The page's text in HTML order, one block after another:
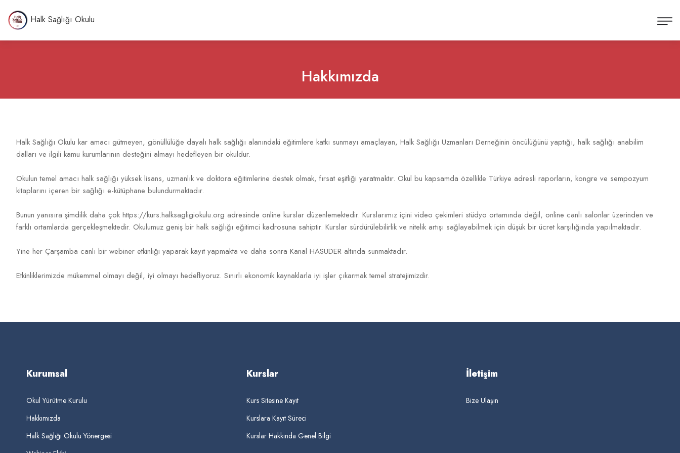
Halk Sağlığı Okulu
Hakkımızda
Halk Sağlığı Okulu kar amacı gütmeyen, gönüllülüğe dayalı halk sağlığı alanındaki eğitimlere katkı sunmayı amaçlayan, Halk Sağlığı Uzmanları Derneğinin öncülüğünü yaptığı, halk sağlığı anabilim
dalları ve ilgili kamu kurumlarının desteğini almayı hedefleyen bir okuldur.
Okulun temel amacı halk sağlığı yüksek lisans, uzmanlık ve doktora eğitimlerine destek olmak, fırsat eşitliği yaratmaktır. Okul bu kapsamda özellikle Türkiye adresli raporların, kongre ve sempozyum
kitaplarını içeren bir sağlığı e-kütüphane bulundurmaktadır.
Bunun yanısıra şimdilik daha çok https://kurs.halksagligiokulu.org adresinde online kurslar düzenlemektedir. Kurslarımız içini video çekimleri stüdyo ortamında değil, online canlı salonlar üzerinden ve
farklı ortamlarda gerçekleşmektedir. Okulumuz geniş bir halk sağlığı eğitimci kadrosuna sahiptir. Kurslar sürdürülebilirlik ve nitelik artışı sağlayabilmek için düşük bir ücret karşılığında yapılmaktadır.
Yine her Çarşamba canlı bir webiner etkinliği yaparak kayıt yapmakta ve daha sonra Kanal HASUDER altında sunmaktadır.
Etkinliklerimizde mükemmel olmayı değil, iyi olmayı hedefliyoruz. Sınırlı ekonomik kaynaklarla iyi işler çıkarmak temel stratejimizdir.
Kurumsal
Okul Yürütme Kurulu
Hakkımızda
Halk Sağlığı Okulu Yönergesi
Kurslar
Kurs Sitesine Kayıt
Kurslara Kayıt Süreci
Kurslar Hakkında Genel Bilgi
İletişim
Bize Ulaşın